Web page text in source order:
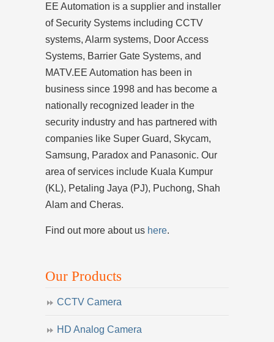
EE Automation is a supplier and installer
of Security Systems including CCTV
systems, Alarm systems, Door Access
Systems, Barrier Gate Systems, and
MATV.EE Automation has been in
business since 1998 and has become a
nationally recognized leader in the
security industry and has partnered with
companies like Super Guard, Skycam,
Samsung, Paradox and Panasonic. Our
area of services include Kuala Kumpur
(KL), Petaling Jaya (PJ), Puchong, Shah
Alam and Cheras.
Find out more about us here.
Our Products
CCTV Camera
HD Analog Camera